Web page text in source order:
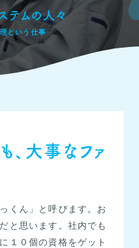
テムの人々
という仕事
、大事なファ
くん」と呼びます。お
と思います。社内でも
１０個の資格をゲット